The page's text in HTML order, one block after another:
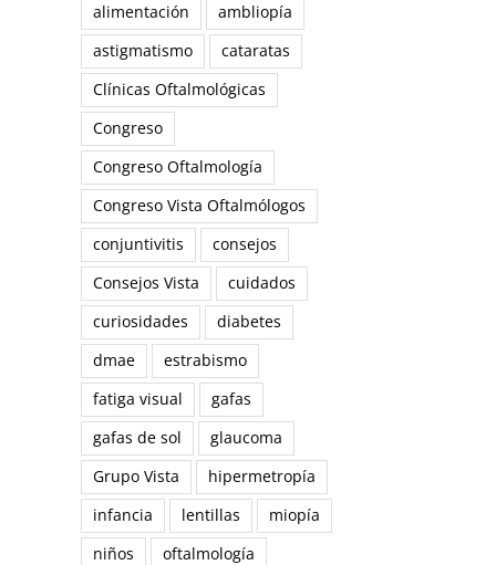
alimentación
ambliopía
astigmatismo
cataratas
Clínicas Oftalmológicas
Congreso
Congreso Oftalmología
Congreso Vista Oftalmólogos
conjuntivitis
consejos
Consejos Vista
cuidados
curiosidades
diabetes
dmae
estrabismo
fatiga visual
gafas
gafas de sol
glaucoma
Grupo Vista
hipermetropía
infancia
lentillas
miopía
niños
oftalmología